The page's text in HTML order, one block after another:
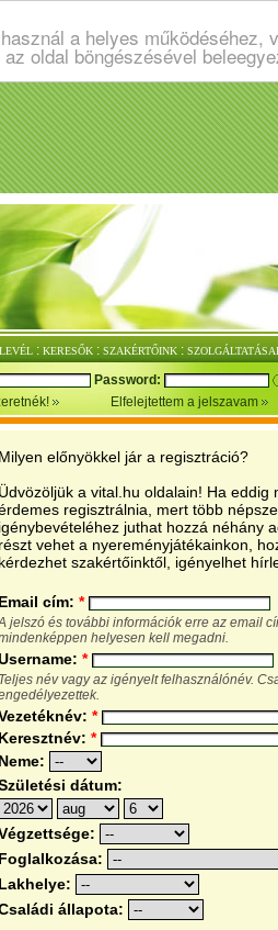
a helyes
oldal böngészésével
: KERESŐK : SZAKÉRTŐINK :
Password:
Elfelejtettem a jelszavam
Milyen előnyökkel jár a regisztráció?
Üdvözöljük a vital.hu oldalain! Ha eddig
regisztrálnia, mert több
igénybevételéhez juthat hozzá néhány
részt vehet a nyereményjátékainkon,
kérdezhet szakértőinktől, igényelhet
Email cím: *
jelszó és további információk erre az email
helyesen kell megadni.
*
Teljes név vagy az igényelt felhasználónév.
*
Keresztnév: *
Neme:
dátum:
Foglalkozása:
Lakhelye:
állapota: